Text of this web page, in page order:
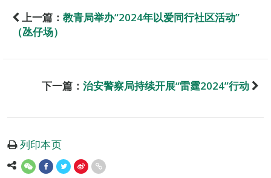
上一篇： 教青局举办“2024年以爱同行社区活动”
（氹仔场）
下一篇： 治安警察局持续开展“雷霆2024”行动
列印本页